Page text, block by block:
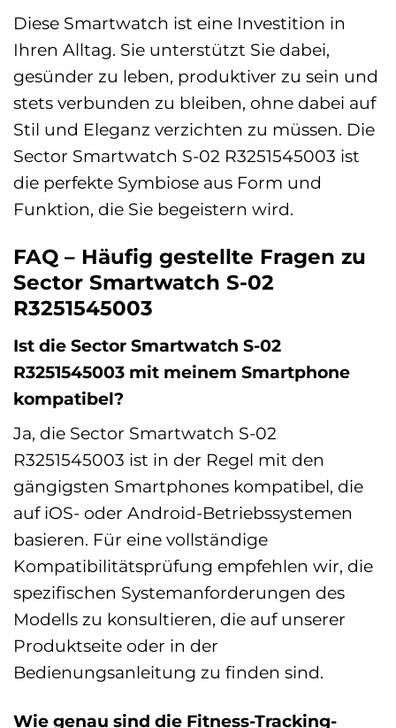
Diese Smartwatch ist eine Investition in
Ihren Alltag. Sie unterstützt Sie dabei,
gesünder zu leben, produktiver zu sein und
stets verbunden zu bleiben, ohne dabei auf
Stil und Eleganz verzichten zu müssen. Die
Sector Smartwatch S-02 R3251545003 ist
die perfekte Symbiose aus Form und
Funktion, die Sie begeistern wird.
FAQ – Häufig gestellte Fragen zu
Sector Smartwatch S-02
R3251545003
Ist die Sector Smartwatch S-02
R3251545003 mit meinem Smartphone
kompatibel?
Ja, die Sector Smartwatch S-02
R3251545003 ist in der Regel mit den
gängigsten Smartphones kompatibel, die
auf iOS- oder Android-Betriebssystemen
basieren. Für eine vollständige
Kompatibilitätsprüfung empfehlen wir, die
spezifischen Systemanforderungen des
Modells zu konsultieren, die auf unserer
Produktseite oder in der
Bedienungsanleitung zu finden sind.
Wie genau sind die Fitness-Tracking-